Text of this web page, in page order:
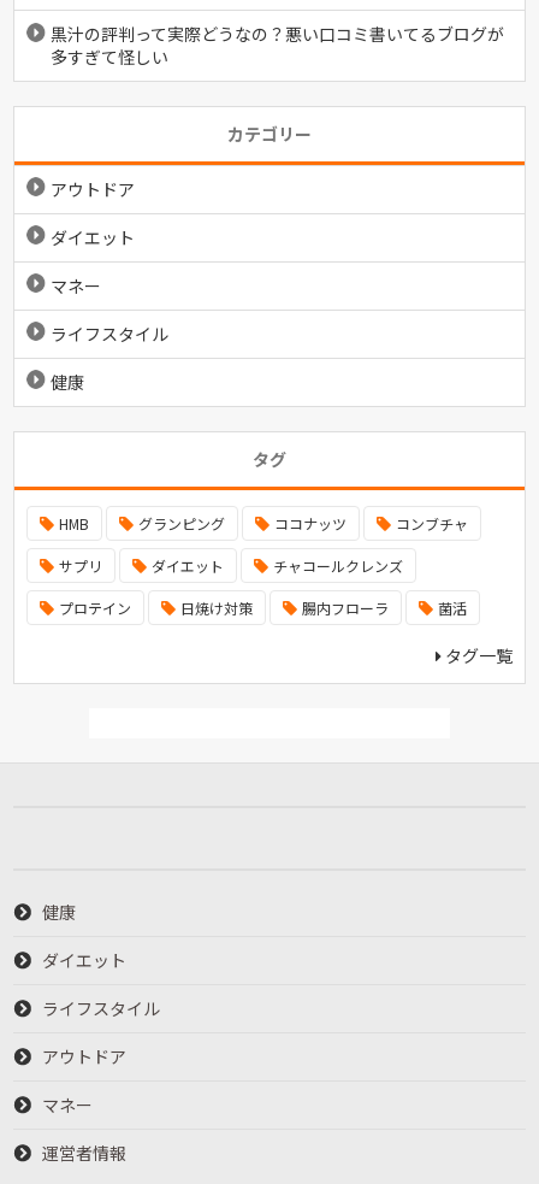
黒汁の評判って実際どうなの？悪い口コミ書いてるブログが
多すぎて怪しい
カテゴリー
アウトドア
ダイエット
マネー
ライフスタイル
健康
タグ
HMB グランピング ココナッツ コンブチャ
サプリ ダイエット チャコールクレンズ
プロテイン 日焼け対策 腸内フローラ 菌活
タグ一覧
健康
ダイエット
ライフスタイル
アウトドア
マネー
運営者情報